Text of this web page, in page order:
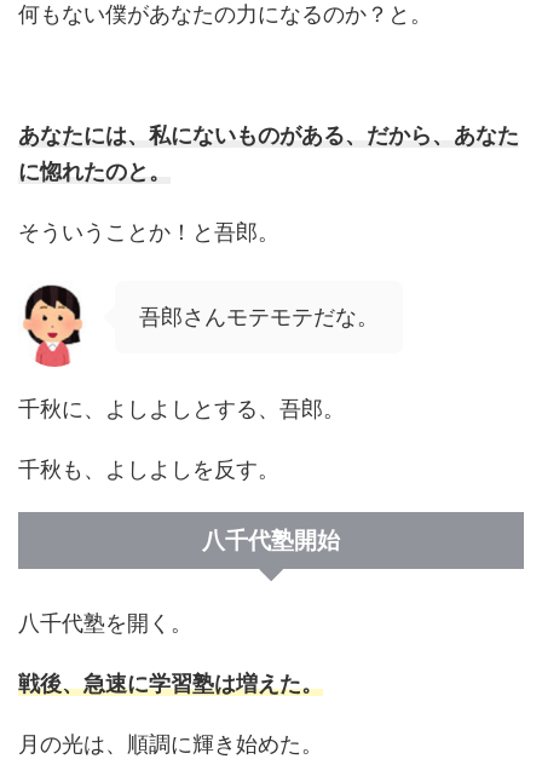
何もない僕があなたの力になるのか？と。
あなたには、私にないものがある、だから、あなた
に惚れたのと。
そういうことか！と吾郎。
吾郎さんモテモテだな。
千秋に、よしよしとする、吾郎。
千秋も、よしよしを反す。
八千代塾開始
八千代塾を開く。
戦後、急速に学習塾は増えた。
月の光は、順調に輝き始めた。